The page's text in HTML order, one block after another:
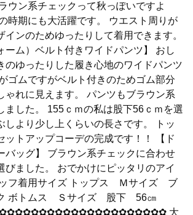
ウン系チェックって秋っぽいですよ
期にも大活躍です。 ウエスト周りが
インのためゆったりして着用できます。
ーム）ベルト付きワイドパンツ】 おし
のゆったりした履き心地のワイドパンツ
ゴムですがベルト付きのためゴム部分
ゃれに見えます。 パンツもブラウン系
ました。 155ｃｍの私は股下56ｃｍを選
しより少し上くらいの長さです。 トッ
ットアップコーデの完成です！！ 【ド
バッグ】 ブラウン系チェックに合わせ
びました。 おでかけにピッタリのアイ
フ着用サイズ トップス Ｍサイズ ブ
ボトムス Ｓサイズ 股下 56㎝
大